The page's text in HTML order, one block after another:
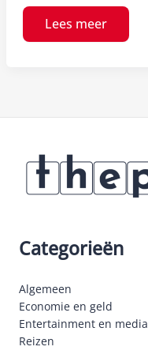
Lees meer
Categorieën
Algemeen
Economie en geld
Entertainment en media
Reizen